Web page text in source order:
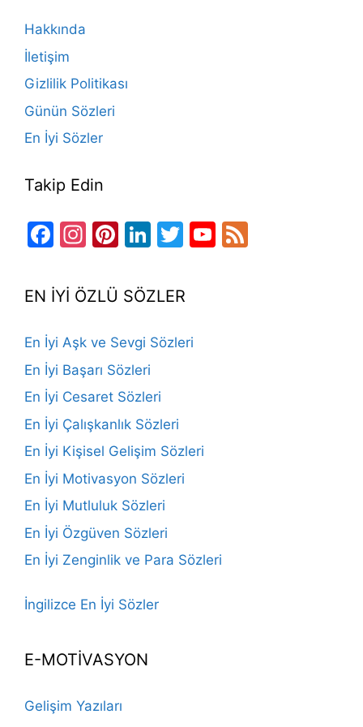
o
o
k
Hakkında
İletişim
Gizlilik Politikası
Günün Sözleri
En İyi Sözler
Takip Edin
Facebook
Instagram
Pinterest
LinkedIn
TwitterYouTube
EN İYİ ÖZLÜ SÖZLER
En İyi Aşk ve Sevgi Sözleri
En İyi Başarı Sözleri
En İyi Cesaret Sözleri
En İyi Çalışkanlık Sözleri
En İyi Kişisel Gelişim Sözleri
En İyi Motivasyon Sözleri
En İyi Mutluluk Sözleri
En İyi Özgüven Sözleri
En İyi Zenginlik ve Para Sözleri
İngilizce En İyi Sözler
E-MOTİVASYON
Gelişim Yazıları